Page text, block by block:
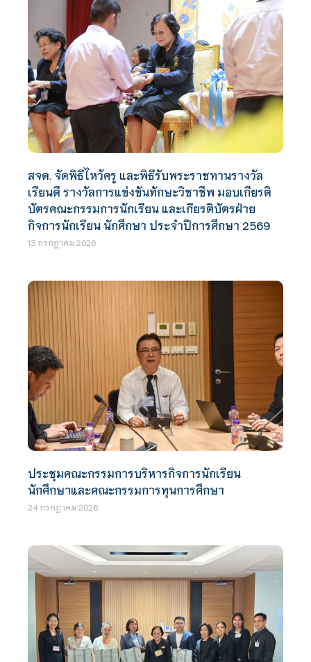
สจด. จัดพิธีไหว้ครู และพิธีรับพระราชทานรางวัล
เรียนดี รางวัลการแข่งขันทักษะวิชาชีพ มอบเกียรติ
บัตรคณะกรรมการนักเรียน และเกียรติบัตรฝ่าย
กิจการนักเรียน นักศึกษา ประจำปีการศึกษา 2569
13 กรกฎาคม 2026
ประชุมคณะกรรมการบริหารกิจการนักเรียน
นักศึกษาและคณะกรรมการทุนการศึกษา
24 กรกฎาคม 2026